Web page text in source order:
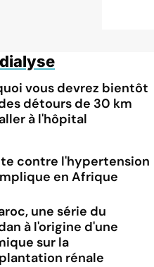
vous devrez bientôt
détours de 30 km
à l'hôpital
contre l'hypertension
en Afrique
une série du
à l'origine d'une
sur la
rénale